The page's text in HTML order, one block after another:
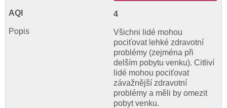
4
Všichni lidé mohou
pociťovat lehké zdravotní
problémy (zejména při
delším pobytu venku). Citliví
lidé mohou pociťovat
závažnější zdravotní
problémy a měli by omezit
pobyt venku.